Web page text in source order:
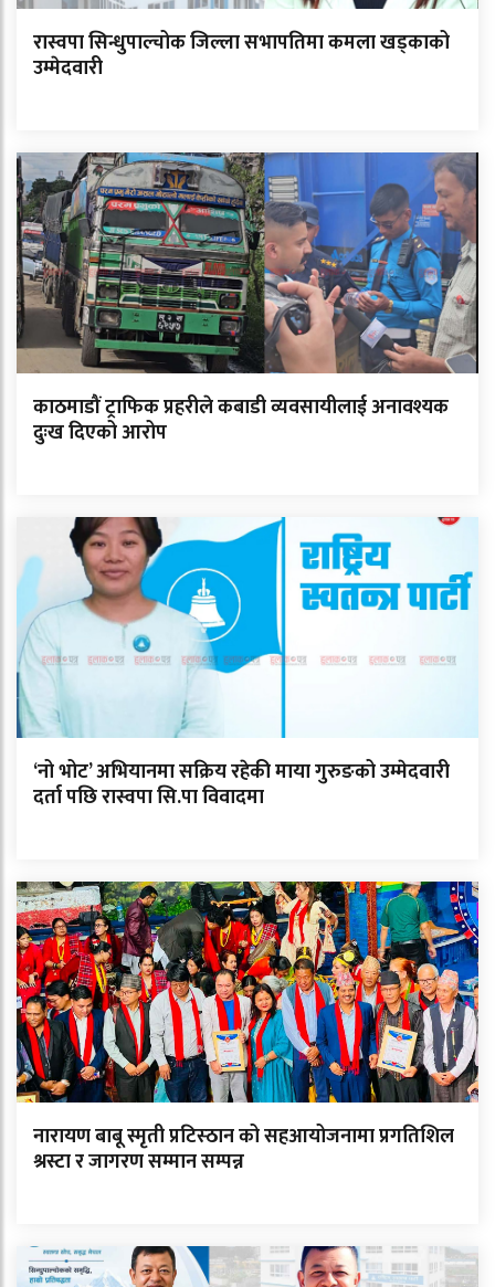
रास्वपा सिन्धुपाल्चोक जिल्ला सभापतिमा कमला खड्काको
उम्मेदवारी
काठमाडौं ट्राफिक प्रहरीले कबाडी व्यवसायीलाई अनावश्यक
दुःख दिएको आरोप
‘नो भोट’ अभियानमा सक्रिय रहेकी माया गुरुङको उम्मेदवारी
दर्ता पछि रास्वपा सि.पा विवादमा
नारायण बाबू स्मृती प्रटिस्ठान को सहआयोजनामा प्रगतिशिल
श्रस्टा र जागरण सम्मान सम्पन्न